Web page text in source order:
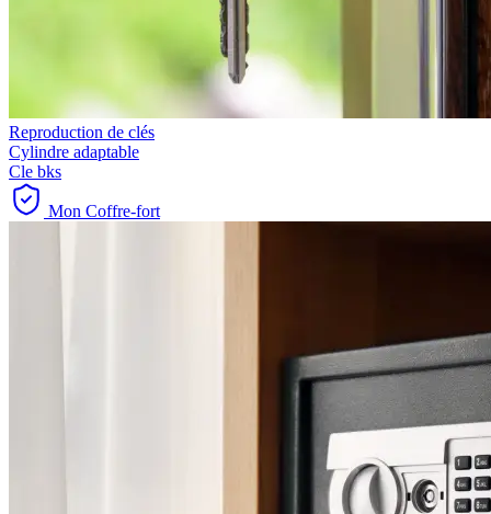
Reproduction de clés
Cylindre adaptable
Cle bks
Mon Coffre-fort